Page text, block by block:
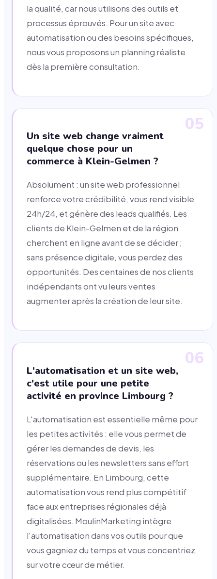
la qualité, car nous utilisons des outils et
processus éprouvés. Pour un site avec
automatisation ou des besoins spécifiques,
nous vous proposons un planning réaliste
dès la première consultation.
05
Un site web change vraiment
quelque chose pour un
commerce à Klein-Gelmen ?
Absolument : un site web professionnel
renforce votre crédibilité, vous rend visible
24h/24, et génère des leads qualifiés. Les
clients de Klein-Gelmen et de la région
cherchent en ligne avant de se décider ;
sans présence digitale, vous perdez des
opportunités. Des centaines de nos clients
indépendants ont vu leurs ventes
augmenter après la création de leur site.
06
L'automatisation et un site web,
c'est utile pour une petite
activité en province Limbourg ?
L'automatisation est essentielle même pour
les petites activités : elle vous permet de
gérer les demandes de devis, les
réservations ou les newsletters sans effort
supplémentaire. En Limbourg, cette
automatisation vous rend plus compétitif
face aux entreprises régionales déjà
digitalisées. MoulinMarketing intègre
l'automatisation dans vos outils pour que
vous gagniez du temps et vous concentriez
sur votre cœur de métier.